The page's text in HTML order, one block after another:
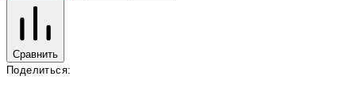
Сравнить
Поделиться: